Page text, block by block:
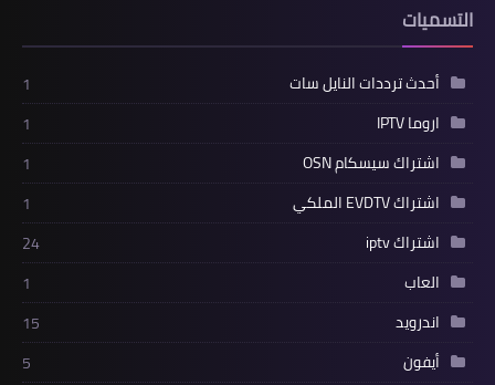
التسميات
أحدث ترددات النايل سات
1
اروما IPTV
1
اشتراك سيسكام OSN
1
اشتراك EVDTV الملكي
1
اشتراك iptv
24
العاب
1
اندرويد
15
أيفون
5